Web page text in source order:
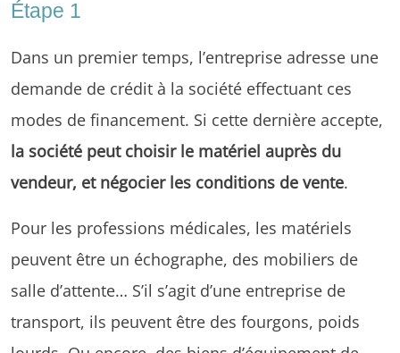
Étape 1
Dans un premier temps, l’entreprise adresse une
demande de crédit à la société effectuant ces
modes de financement. Si cette dernière accepte,
la société peut choisir le matériel auprès du
vendeur, et négocier les conditions de vente.
Pour les professions médicales, les matériels
peuvent être un échographe, des mobiliers de
salle d’attente… S’il s’agit d’une entreprise de
transport, ils peuvent être des fourgons, poids